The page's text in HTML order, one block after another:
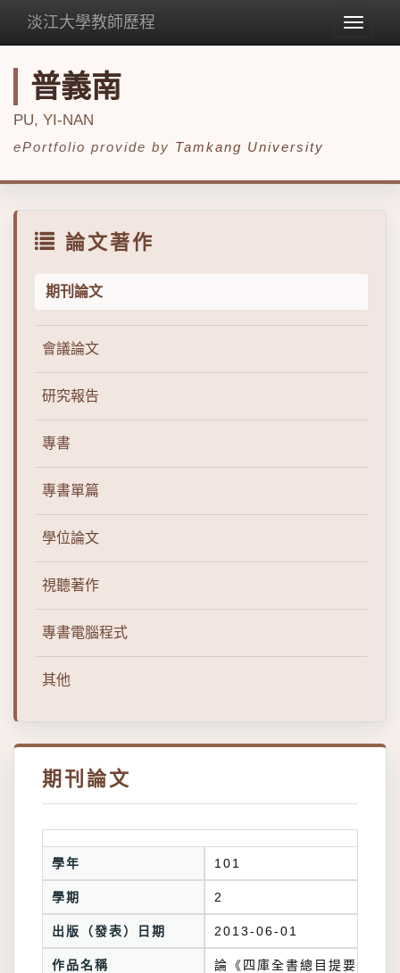
Toggle
淡江大學教師歷程
普義南
PU, YI-NAN
ePortfolio provide by Tamkang University
論文著作
期刊論文
會議論文
研究報告
專書
專書單篇
學位論文
視聽著作
專書電腦程式
其他
期刊論文
學年 101
學期 2
出版（發表）日期 2013-06-01
作品名稱 論《四庫全書總目提要》對